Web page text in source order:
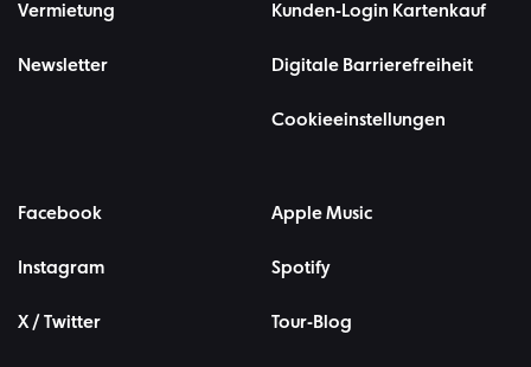
Vermietung
Newsletter
Kunden-Login Kartenkauf
Digitale Barrierefreiheit
Cookieeinstellungen
Facebook
Instagram
X / Twitter
Apple Music
Spotify
Tour-Blog